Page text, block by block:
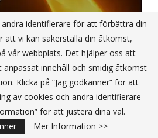
identifierare för att förbättra din
att vi kan säkerställa din åtkomst,
vår webbplats. Det hjälper oss att
innehåll och smidig åtkomst
Klicka på ”Jag godkänner” för att
av cookies och andra identifierare
för att justera dina val.
Mer Information >>